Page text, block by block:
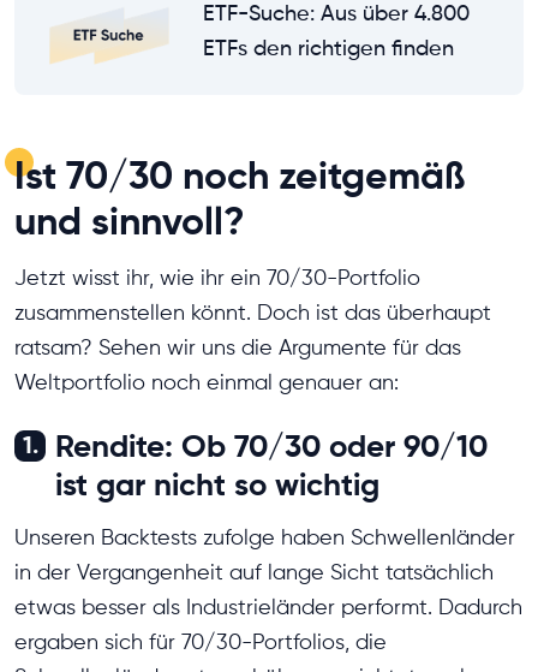
ETF-Suche: Aus über 4.800
ETFs den richtigen finden
Ist 70/30 noch zeitgemäß
und sinnvoll?
Jetzt wisst ihr, wie ihr ein 70/30-Portfolio
zusammenstellen könnt. Doch ist das überhaupt
ratsam? Sehen wir uns die Argumente für das
Weltportfolio noch einmal genauer an:
1.
Rendite: Ob 70/30 oder 90/10
ist gar nicht so wichtig
Unseren Backtests zufolge haben Schwellenländer
in der Vergangenheit auf lange Sicht tatsächlich
etwas besser als Industrieländer performt. Dadurch
ergaben sich für 70/30-Portfolios, die